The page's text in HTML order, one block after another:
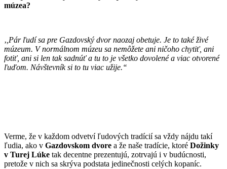
múzea?
‚ ,Pár ľudí sa pre Gazdovský dvor naozaj obetuje. Je to také živé
múzeum. V normálnom múzeu sa nemôžete ani ničoho chytiť, ani
fotiť, ani si len tak sadnúť a tu to je všetko dovolené a viac otvorené
ľuďom. Návštevník si to tu viac užije.‘‘
Verme, že v každom odvetví ľudových tradícií sa vždy nájdu takí
ľudia, ako v Gazdovskom dvore a že naše tradície, ktoré Dožinky
v Turej Lúke tak decentne prezentujú, zotrvajú i v budúcnosti,
pretože v nich sa skrýva podstata jedinečnosti celých kopaníc.